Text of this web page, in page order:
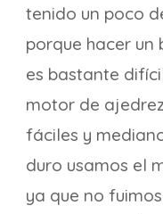
tenido un poco
porque hacer un
es bastante
motor de
fáciles y
duro usamos el
ya que no